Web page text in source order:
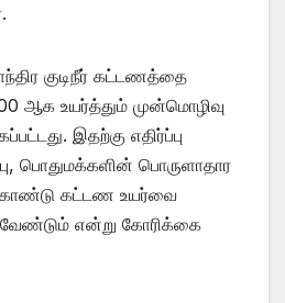
குடிநீர் கட்டணத்தை
ஆக உயர்த்தும் முன்மொழிவு
இதற்கு எதிர்ப்பு
பொதுமக்களின் பொருளாதார
கட்டண உயர்வை
என்று கோரிக்கை